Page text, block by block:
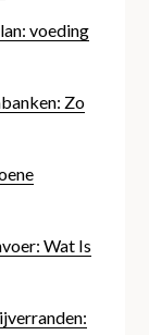
voeding
Zo
Wat Is